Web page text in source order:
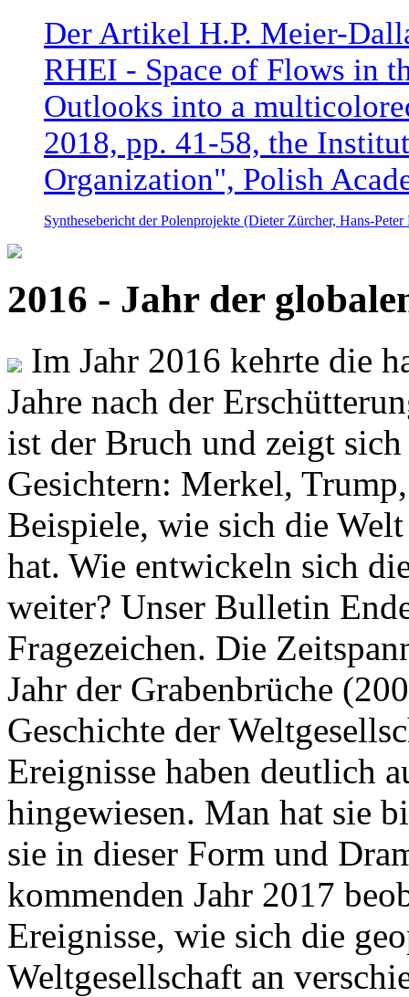
Der Artikel H.P. Meier-
RHEI - Space of Flows in
Outlooks into a
2018, pp. 41-58, the
Organization", Polish
Synthesebericht der Polenprojekte (Dieter Zürcher, Hans-
2016 - Jahr der
Im Jahr 2016 kehrte die
Jahre nach der
ist der Bruch und zeigt
Gesichtern: Merkel,
Beispiele, wie sich die
hat. Wie entwickeln sich
weiter? Unser Bulletin
Fragezeichen. Die
Jahr der Grabenbrüche
Geschichte der
Ereignisse haben deutlich
hingewiesen. Man hat sie
sie in dieser Form und
kommenden Jahr 2017
Ereignisse, wie sich die
Weltgesellschaft an